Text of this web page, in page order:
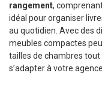
rangement,
idéal pour organiser
au quotidien. Avec des
meubles compactes
tailles de chambres
s’adapter à votre